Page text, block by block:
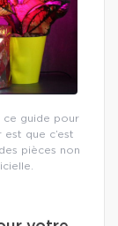
ce guide pour
que c’est
pièces non